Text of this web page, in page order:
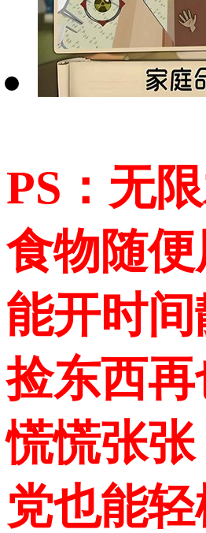
PS：无
食物随
能开时间
捡东西
慌慌张
党也能